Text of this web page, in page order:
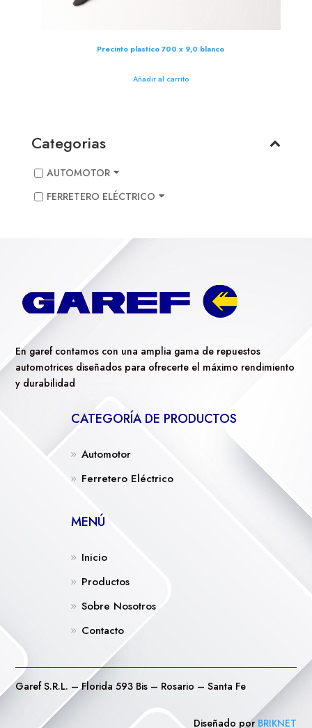
Precinto plastico 700 x 9,0 blanco
Añadir al carrito
Categorias
AUTOMOTOR
FERRETERO ELÉCTRICO
En garef contamos con una amplia gama de repuestos
automotrices diseñados para ofrecerte el máximo rendimiento
y durabilidad
CATEGORÍA DE PRODUCTOS
Automotor
Ferretero Eléctrico
MENÚ
Inicio
Productos
Sobre Nosotros
Contacto
Garef S.R.L. – Florida 593 Bis – Rosario – Santa Fe
Diseñado por BRIKNET